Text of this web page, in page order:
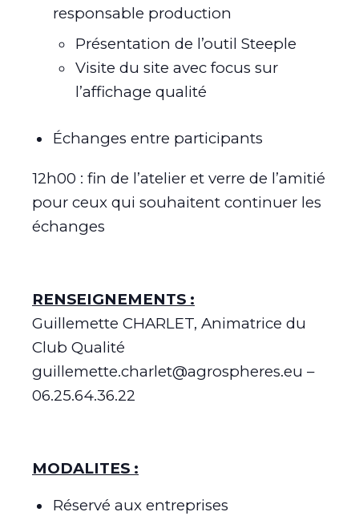
responsable production​​​​​​​
Présentation de l’outil Steeple
Visite du site avec focus sur
l’affichage qualité
Échanges entre participants
12h00 : fin de l’atelier et verre de l’amitié
pour ceux qui souhaitent continuer les
échanges
RENSEIGNEMENTS :
Guillemette CHARLET, Animatrice du
Club Qualité
guillemette.charlet@agrospheres.eu –
06.25.64.36.22
MODALITES :
Réservé aux entreprises